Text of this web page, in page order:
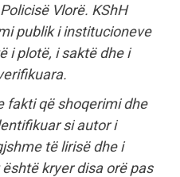
Vlorë. KShH
publik i institucioneve
i plotë, i saktë dhe i
fakti që shoqerimi dhe
si autor i
të lirisë dhe i
kryer disa orë pas